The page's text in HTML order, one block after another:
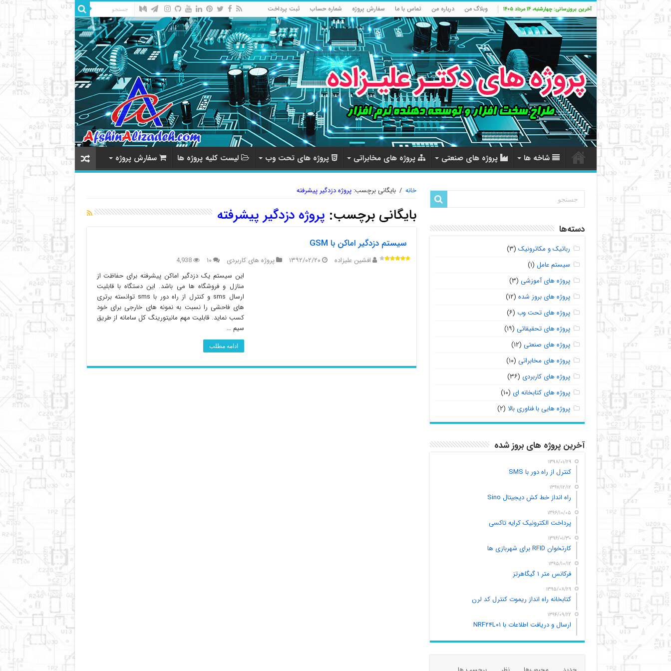
آخرین بروزرسانی: چهارشنبه، ۱۴ مرداد ۱۴۰۵ وبلاگ من درباره من تماس با ما سفارش پروژه شماره حساب ثبت پرداخت
شاخه ها پروژه های صنعتی پروژه های مخابراتی پروژه های تحت وب لیست کلیه پروژه ها سفارش پروژه
خانه / بایگانی برچسب:پروژه دزدگیر پیشرفته
بایگانی برچسب: پروژه دزدگیر پیشرفته
سیستم دزدگیر اماکن با GSM
افشین علیزاده ۱۳۹۲/۰۲/۲۰ پروژه های کاربردی ۱۰
4,938
این سیستم یک دزدگیر اماکن پیشرفته برای حفاظت از
منازل و فروشگاه ها می باشد. این دستگاه با قابلیت
ارسال sms و کنترل از راه دور با sms توانسته برتری
های فاحشی را نسبت به نمونه های خارجی برای خود
کسب نماید. قابلیت مهم مانیتورینگ کل سامانه از طریق
سیم …
ادامه مطلب
دسته‌ها
رباتیک و مکاترونیک (۳)
سیستم عامل (۱)
پروژه های آموزشی (۳)
پروژه های بروز شده (۱۲)
پروژه های تحت وب (۶)
پروژه های تحقیقاتی (۱۹)
پروژه های صنعتی (۱۲)
پروژه های مخابراتی (۱۰)
پروژه های کاربردی (۳۶)
پروژه های کتابخانه ای (۱۰)
پروژه هایی با فناوری بالا (۲)
آخرین پروژه های بروز شده
۱۳۹۸/۰۱/۲۹
کنترل از راه دور با SMS
۱۳۹۷/۱۲/۱۲
راه انداز خط کش دیجیتال Sino
۱۳۹۶/۱۰/۰۵
پرداخت الکترونیک کرایه تاکسی
۱۳۹۶/۰۱/۳۰
کارتخوان RFID برای شهربازی ها
۱۳۹۵/۱۰/۱۲
فرکانس متر ۱ گیگاهرتز
۱۳۹۵/۰۸/۲۹
کتابخانه راه انداز ریموت کنترل کد لرن
۱۳۹۴/۰۹/۲۲
ارسال و دریافت اطلاعات با NRF۲۴L۰۱